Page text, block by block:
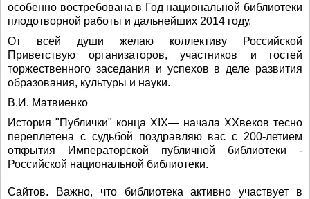
особенно востребована в Год национальной библиотеки
плодотворной работы и дальнейших 2014 году.
От всей души желаю коллективу Российской
Приветствую организаторов, участников и гостей
торжественного заседания и успехов в деле развития
образования, культуры и науки.
В.И. Матвиенко
История "Публички" конца XIX— начала XXвеков тесно
переплетена с судьбой поздравляю вас с 200-летием
открытия Императорской публичной библиотеки -
Российской национальной библиотеки.
Сайтов. Важно, что библиотека активно участвует в